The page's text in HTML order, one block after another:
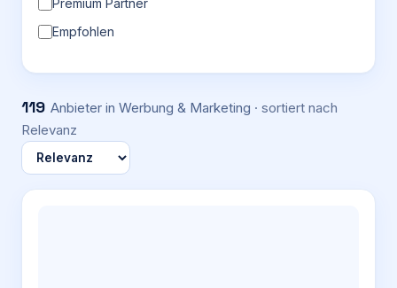
Premium Partner
Empfohlen
119 Anbieter in Werbung & Marketing · sortiert nach
Relevanz